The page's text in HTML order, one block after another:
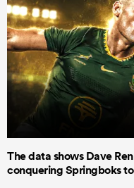
The data shows Dave
conquering Springboks